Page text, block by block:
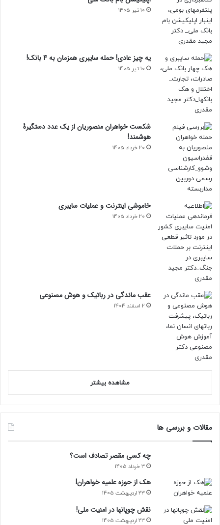
10 تیر 1405
یه چیز عادی! حمله سایبری همزمان به 4 بانک!
10 تیر 1405
شکست خواهران منصوریان از یک عدد دستگیرۀ
هوشمند!
20 خرداد 1405
خاموشی اینترنت و عملیات سایبری
20 خرداد 1405
عقب ماندگی در رباتیک و هوش مصنوعی
2 اسفند 1404
مشاهده بیشتر
مقالات و بررسی ها
چه کسی مقصر تصادف است؟
3 خرداد 1405
هک از حوزه علمیه خواهران!
23 اردیبهشت 1405
نقش چوپانها در امنیت ملی!
23 اردیبهشت 1405